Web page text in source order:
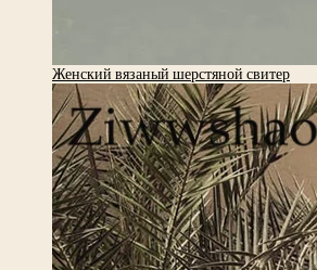
Женский вязаный шерстяной свитер